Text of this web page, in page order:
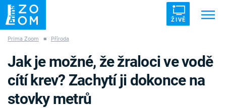
ŽIVĚ
ZÁHADY VETŘELCI DÁVNOVĚKU
Prima Zoom ■ Příroda
Jak je možné, že žraloci ve vodě
cítí krev? Zachytí ji dokonce na
stovky metrů